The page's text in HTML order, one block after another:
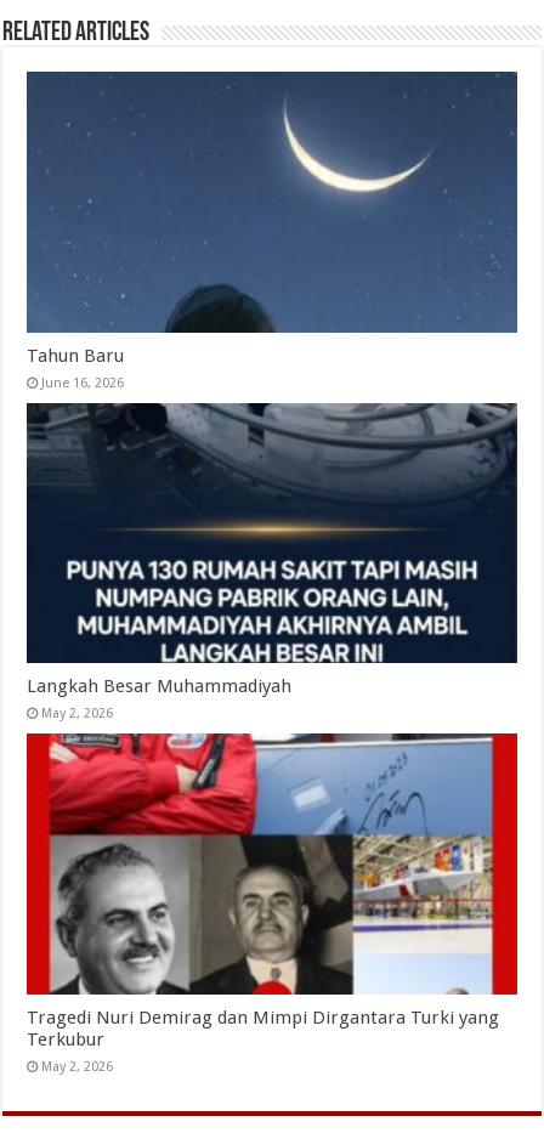
Related Articles
Tahun Baru
June 16, 2026
Langkah Besar Muhammadiyah
May 2, 2026
Tragedi Nuri Demirag dan Mimpi Dirgantara Turki yang
Terkubur
May 2, 2026